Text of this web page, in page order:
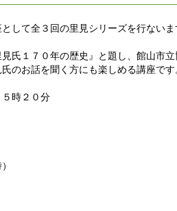
して全３回の里見シリーズを行ないま
氏１７０年の歴史』と題し、館山市
のお話を聞く方にも楽しめる講座です
時２０分